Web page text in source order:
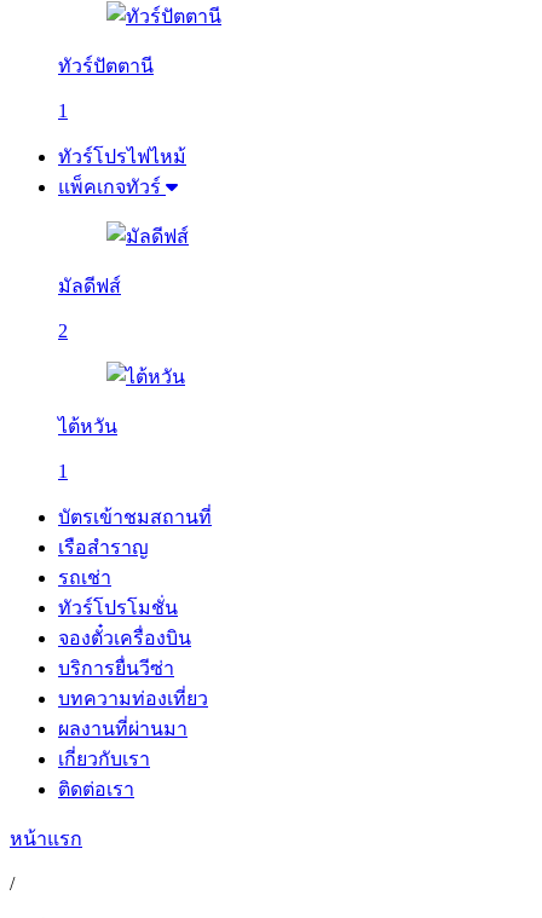
ทัวร์ปัตตานี
1
ทัวร์โปรไฟไหม้
แพ็คเกจทัวร์
มัลดีฟส์
2
ไต้หวัน
1
บัตรเข้าชมสถานที่
เรือสำราญ
รถเช่า
ทัวร์โปรโมชั่น
จองตั๋วเครื่องบิน
บริการยื่นวีซ่า
บทความท่องเที่ยว
ผลงานที่ผ่านมา
เกี่ยวกับเรา
ติดต่อเรา
หน้าแรก
/